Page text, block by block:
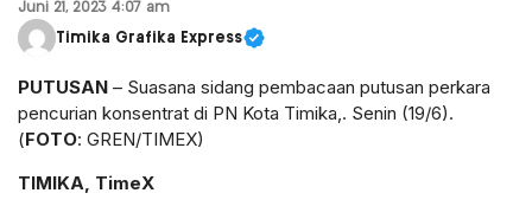
Juni 21, 2023 4:07 am
Timika Grafika Express
PUTUSAN – Suasana sidang pembacaan putusan perkara
pencurian konsentrat di PN Kota Timika,. Senin (19/6).
(FOTO: GREN/TIMEX)
TIMIKA, TimeX